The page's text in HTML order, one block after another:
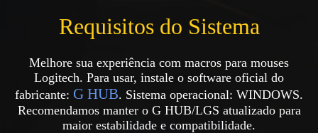
Requisitos do Sistema
Melhore sua experiência com macros para mouses
Logitech. Para usar, instale o software oficial do
fabricante: G HUB. Sistema operacional: WINDOWS.
Recomendamos manter o G HUB/LGS atualizado para
maior estabilidade e compatibilidade.